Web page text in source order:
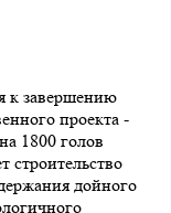
к завершению
проекта -
1800 голов
строительство
дойного